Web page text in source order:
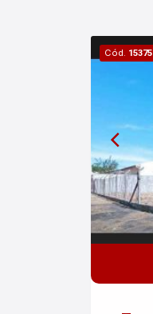
Cód. 15375